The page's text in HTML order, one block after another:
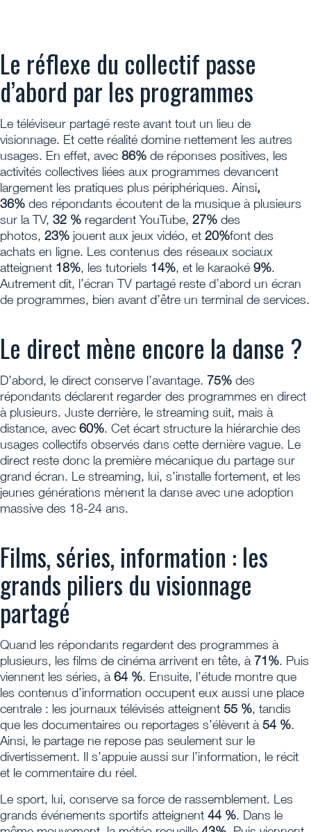
Le réflexe du collectif passe
d’abord par les programmes
Le téléviseur partagé reste avant tout un lieu de
visionnage. Et cette réalité domine nettement les autres
usages. En effet, avec 86% de réponses positives, les
activités collectives liées aux programmes devancent
largement les pratiques plus périphériques. Ainsi,
36% des répondants écoutent de la musique à plusieurs
sur la TV, 32 % regardent YouTube, 27% des
photos, 23% jouent aux jeux vidéo, et 20%font des
achats en ligne. Les contenus des réseaux sociaux
atteignent 18%, les tutoriels 14%, et le karaoké 9%.
Autrement dit, l’écran TV partagé reste d’abord un écran
de programmes, bien avant d’être un terminal de services.
Le direct mène encore la danse ?
D’abord, le direct conserve l’avantage. 75% des
répondants déclarent regarder des programmes en direct
à plusieurs. Juste derrière, le streaming suit, mais à
distance, avec 60%. Cet écart structure la hiérarchie des
usages collectifs observés dans cette dernière vague. Le
direct reste donc la première mécanique du partage sur
grand écran. Le streaming, lui, s’installe fortement, et les
jeunes générations mènent la danse avec une adoption
massive des 18-24 ans.
Films, séries, information : les
grands piliers du visionnage
partagé
Quand les répondants regardent des programmes à
plusieurs, les films de cinéma arrivent en tête, à 71%. Puis
viennent les séries, à 64 %. Ensuite, l’étude montre que
les contenus d’information occupent eux aussi une place
centrale : les journaux télévisés atteignent 55 %, tandis
que les documentaires ou reportages s’élèvent à 54 %.
Ainsi, le partage ne repose pas seulement sur le
divertissement. Il s’appuie aussi sur l’information, le récit
et le commentaire du réel.
Le sport, lui, conserve sa force de rassemblement. Les
grands événements sportifs atteignent 44 %. Dans le